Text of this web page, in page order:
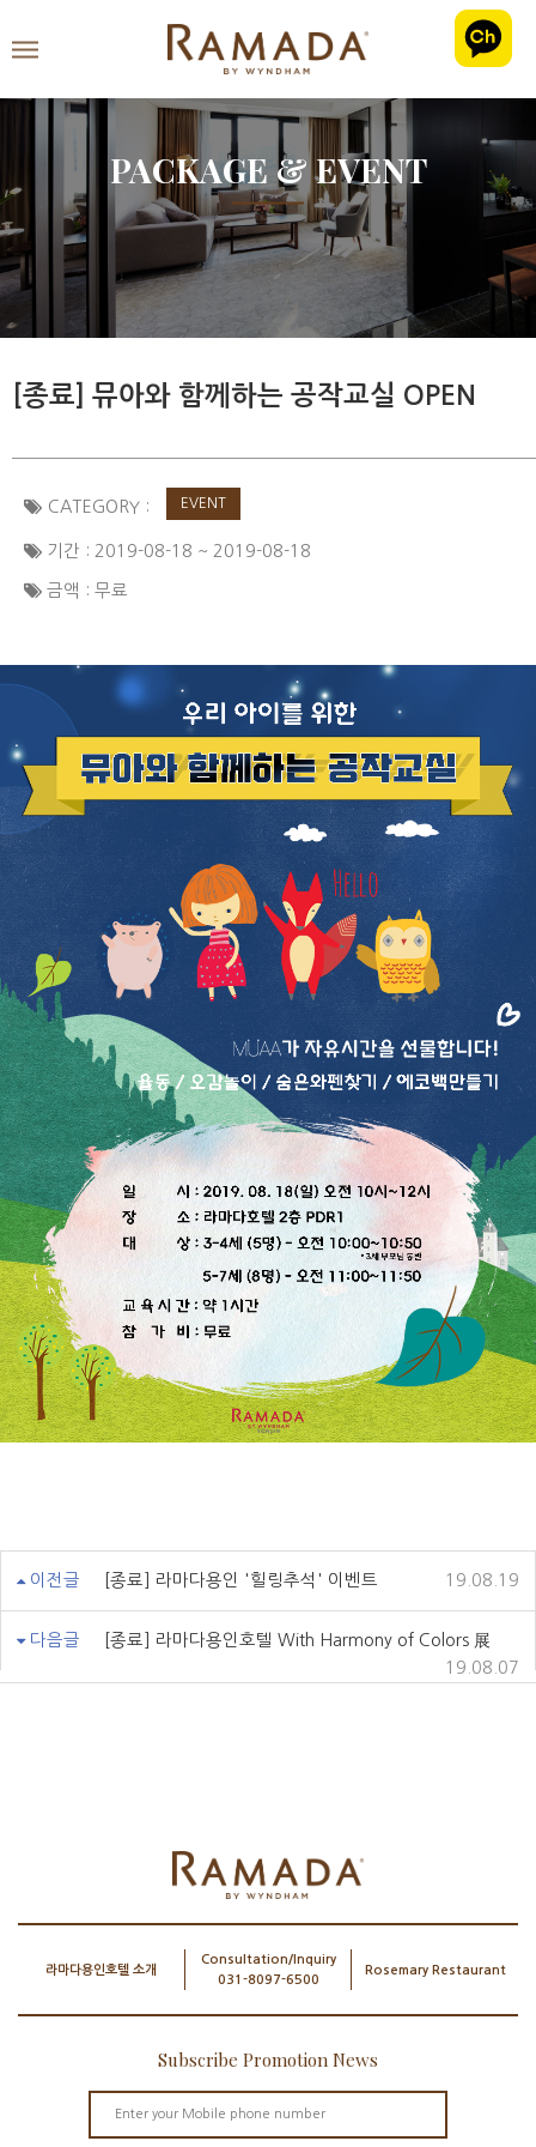
PACKAGE & EVENT
[종료] 뮤아와 함께하는 공작교실 OPEN
CATEGORY : EVENT
기간 : 2019-08-18 ~ 2019-08-18
금액 : 무료
이전글 [종료] 라마다용인 '힐링추석' 이벤트 19.08.19
다음글
[종료] 라마다용인호텔 With Harmony of Colors 展
19.08.07
라마다용인호텔 소개
Consultation/Inquiry
031-8097-6500
Rosemary Restaurant
Subscribe Promotion News